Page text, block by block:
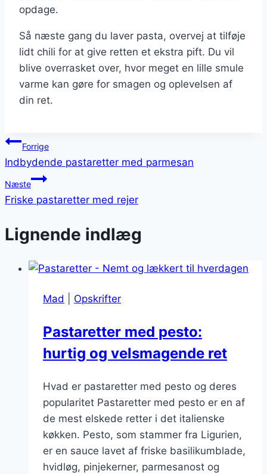
opdage.
Så næste gang du laver pasta, overvej at tilføje
lidt chili for at give retten et ekstra pift. Du vil
blive overrasket over, hvor meget en lille smule
varme kan gøre for smagen og oplevelsen af
din ret.
Indlægsnavigation
Forrige
Indbydende pastaretter med parmesan
Næste
Friske pastaretter med rejer
Lignende indlæg
Mad Opskrifter
Pastaretter med pesto:
hurtig og velsmagende ret
Hvad er pastaretter med pesto og deres
popularitet Pastaretter med pesto er en af
de mest elskede retter i det italienske
køkken. Pesto, som stammer fra Ligurien,
er en sauce lavet af friske basilikumblade,
hvidløg, pinjekerner, parmesanost og